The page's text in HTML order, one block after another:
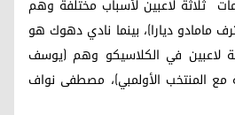
ثلاثة لاعبين لأسباب مختلفة وهم
مامادو ديارا)، بينما نادي دهوك هو
لاعبين في الكلاسيكو وهم (يوسف
مع المنتخب الأولمبي)، مصطفى نواف